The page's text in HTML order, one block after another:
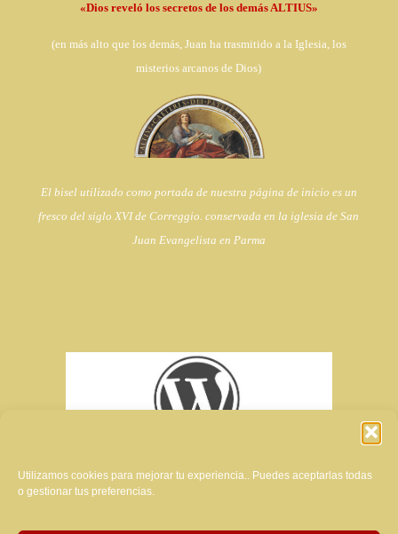
Utilizamos cookies para mejorar tu experiencia.. Puedes aceptarlas todas
o gestionar tus preferencias.
«Dios reveló los secretos de los demás ALTIUS»
(en más alto que los demás, Juan ha trasmitido a la Iglesia, los
misterios arcanos de Dios)
El bisel utilizado como portada de nuestra página de inicio es un
fresco del siglo XVI de Correggio. conservada en la iglesia deSan
Juan Evangelista en Parma